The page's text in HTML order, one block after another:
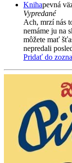
Knihapevná
Vypredané
Ach, mrzí nás
nemáme ju na
môžete mať
nepredali
Pridať do